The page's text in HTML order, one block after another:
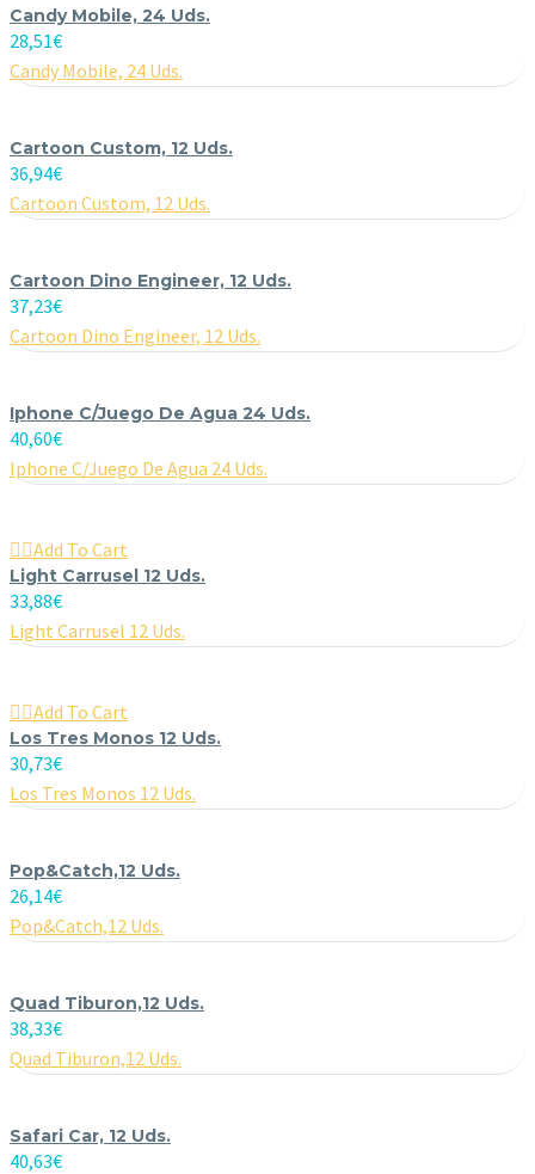
Candy Mobile, 24 Uds.
28,51€
Candy Mobile, 24 Uds.
Cartoon Custom, 12 Uds.
36,94€
Cartoon Custom, 12 Uds.
Cartoon Dino Engineer, 12 Uds.
37,23€
Cartoon Dino Engineer, 12 Uds.
Iphone C/Juego De Agua 24 Uds.
40,60€
Iphone C/Juego De Agua 24 Uds.
Add To Cart
Light Carrusel 12 Uds.
33,88€
Light Carrusel 12 Uds.
Add To Cart
Los Tres Monos 12 Uds.
30,73€
Los Tres Monos 12 Uds.
Pop&Catch,12 Uds.
26,14€
Pop&Catch,12 Uds.
Quad Tiburon,12 Uds.
38,33€
Quad Tiburon,12 Uds.
Safari Car, 12 Uds.
40,63€